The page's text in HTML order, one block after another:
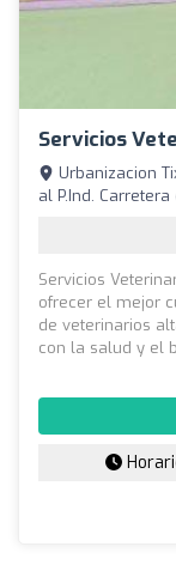
Servicios
Urbanizacion
al P.Ind.
Servicios
ofrecer el mejor
de veterinarios
con la salud y el